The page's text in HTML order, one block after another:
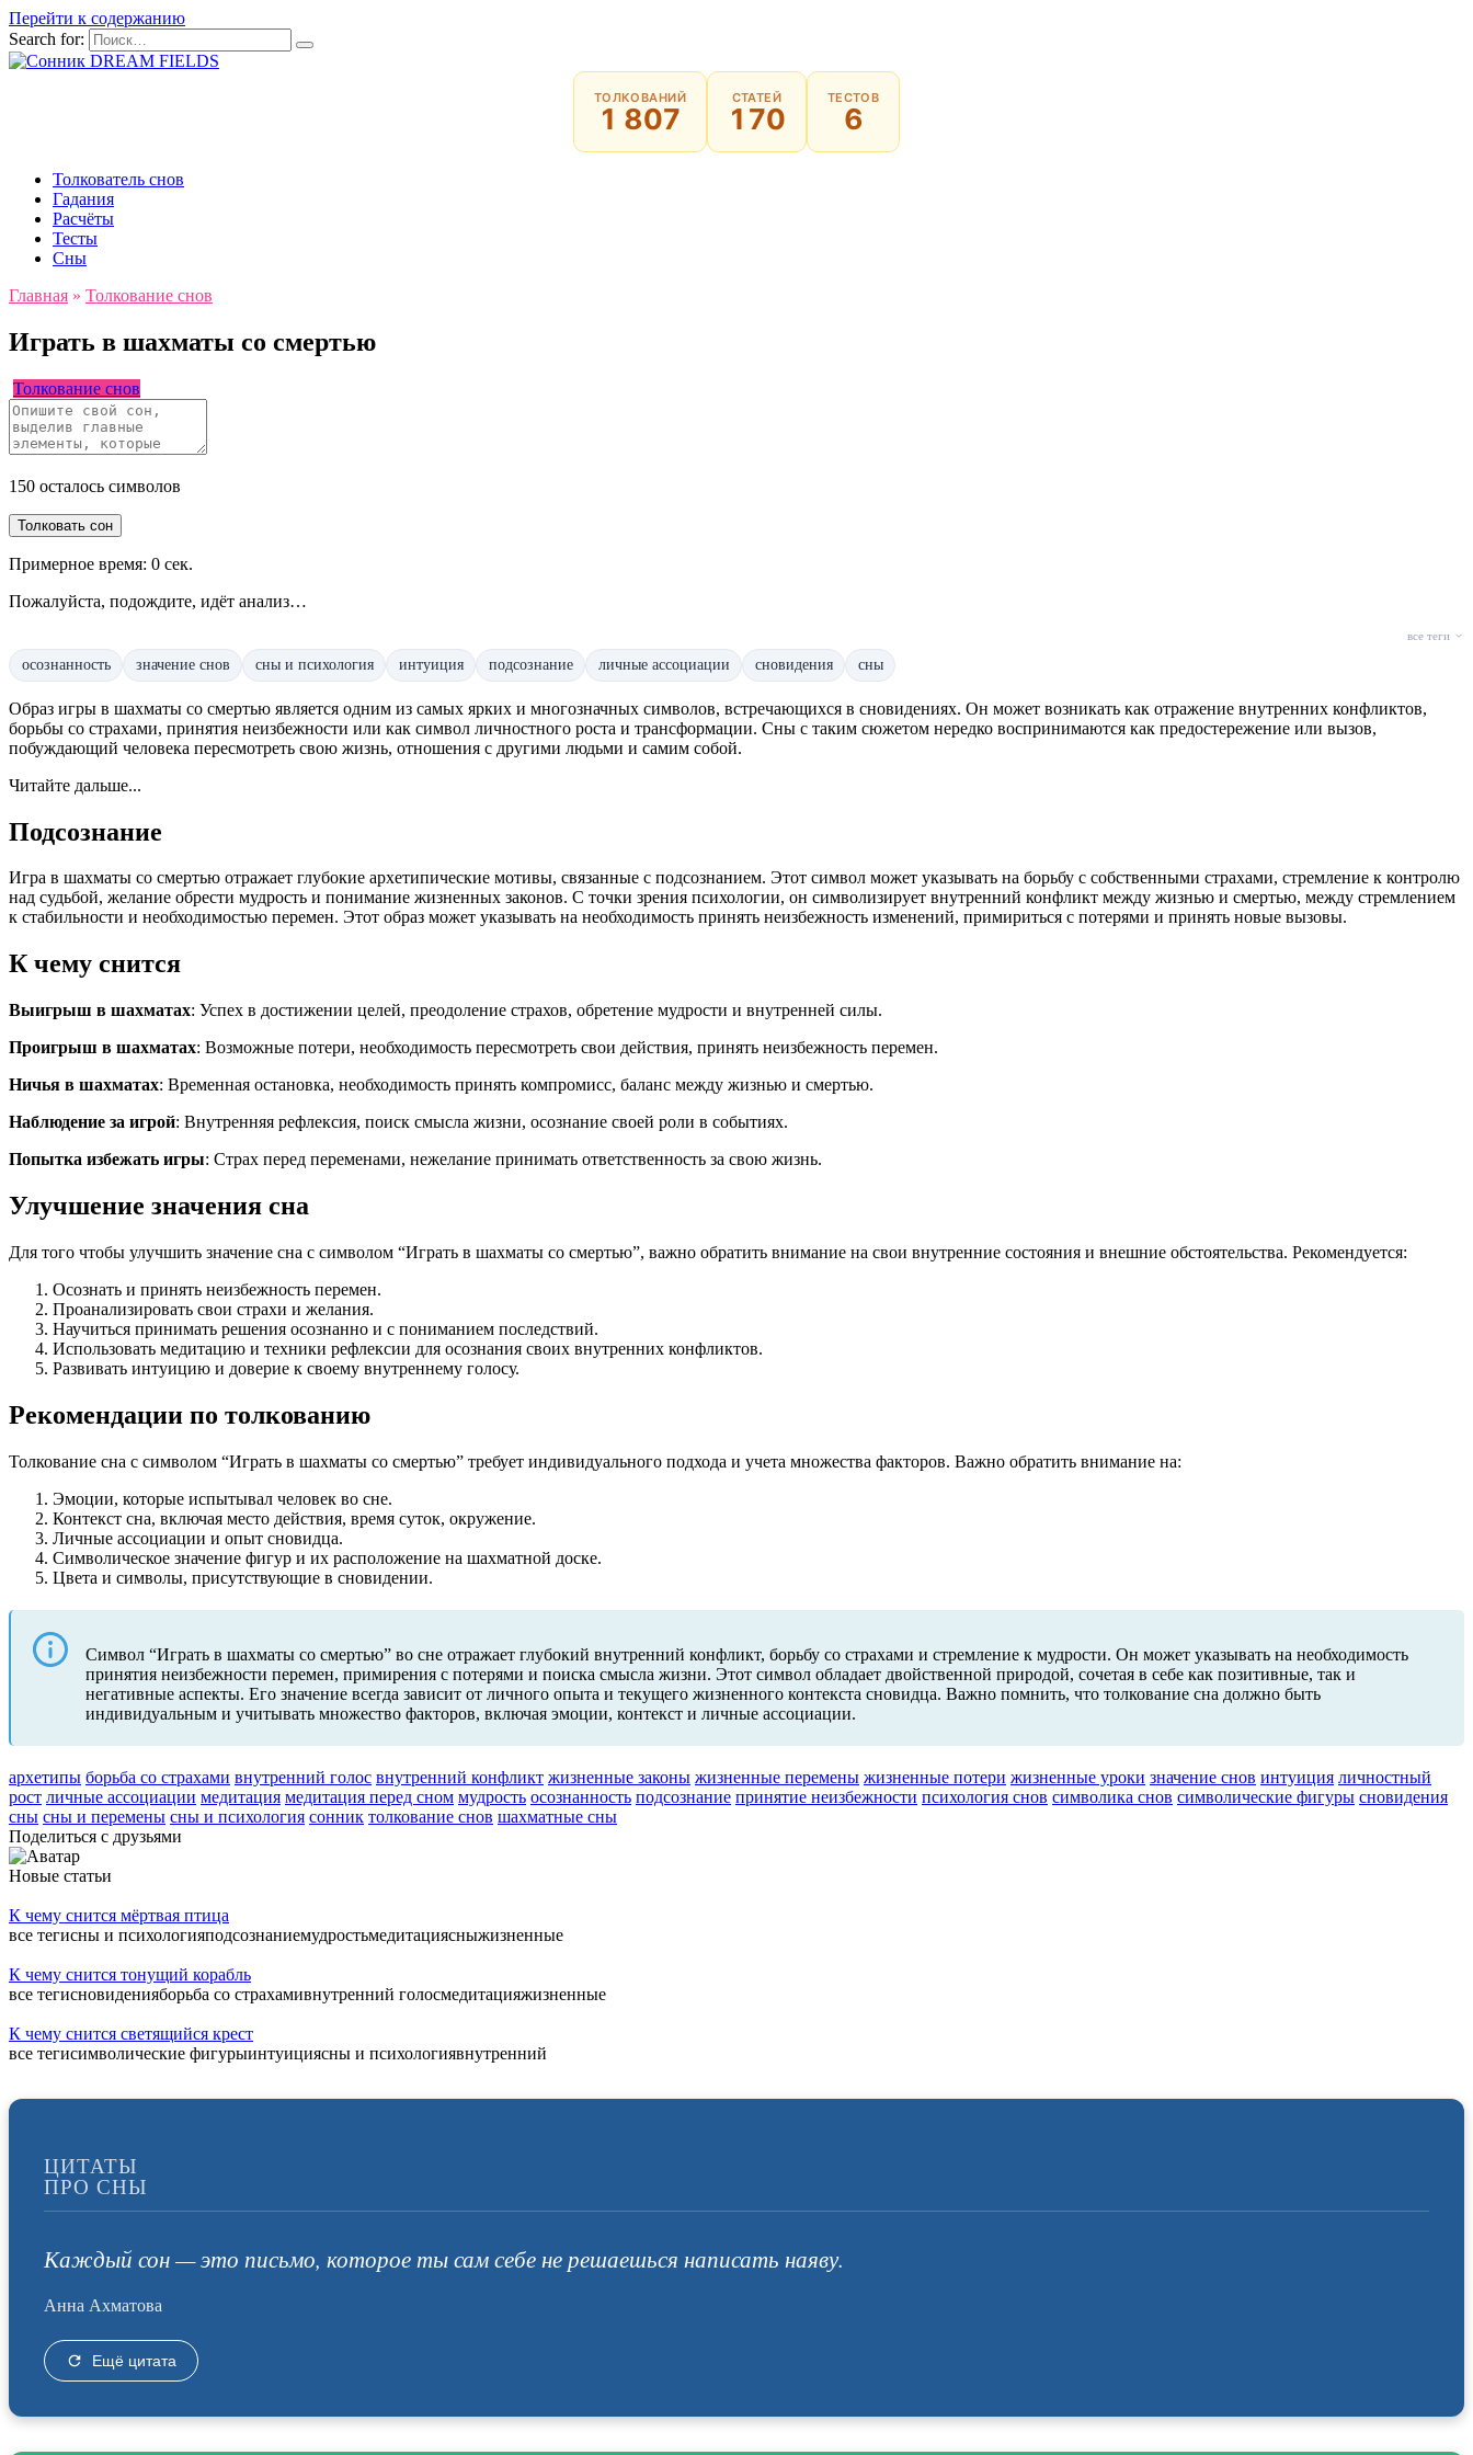
Перейти к содержанию
Search for:
ТОЛКОВАНИЙ
1 807
СТАТЕЙ
170
ТЕСТОВ
6
Толкователь снов
Гадания
Расчёты
Тесты
Сны
Главная » Толкование снов
Играть в шахматы со смертью
Толкование снов
150 осталось символов
Толковать сон
Примерное время: 0 сек.
Пожалуйста, подождите, идёт анализ…
все теги
осознанность значение снов сны и психология интуиция подсознание личные ассоциации сновидения сны
Образ игры в шахматы со смертью является одним из самых ярких и многозначных символов, встречающихся в сновидениях. Он может возникать как отражение внутренних конфликтов,
борьбы со страхами, принятия неизбежности или как символ личностного роста и трансформации. Сны с таким сюжетом нередко воспринимаются как предостережение или вызов,
побуждающий человека пересмотреть свою жизнь, отношения с другими людьми и самим собой.
Читайте дальше...
Подсознание
Игра в шахматы со смертью отражает глубокие архетипические мотивы, связанные с подсознанием. Этот символ может указывать на борьбу с собственными страхами, стремление к контролю
над судьбой, желание обрести мудрость и понимание жизненных законов. С точки зрения психологии, он символизирует внутренний конфликт между жизнью и смертью, между стремлением
к стабильности и необходимостью перемен. Этот образ может указывать на необходимость принять неизбежность изменений, примириться с потерями и принять новые вызовы.
К чему снится
Выигрыш в шахматах: Успех в достижении целей, преодоление страхов, обретение мудрости и внутренней силы.
Проигрыш в шахматах: Возможные потери, необходимость пересмотреть свои действия, принять неизбежность перемен.
Ничья в шахматах: Временная остановка, необходимость принять компромисс, баланс между жизнью и смертью.
Наблюдение за игрой: Внутренняя рефлексия, поиск смысла жизни, осознание своей роли в событиях.
Попытка избежать игры: Страх перед переменами, нежелание принимать ответственность за свою жизнь.
Улучшение значения сна
Для того чтобы улучшить значение сна с символом “Играть в шахматы со смертью”, важно обратить внимание на свои внутренние состояния и внешние обстоятельства. Рекомендуется:
Осознать и принять неизбежность перемен.
Проанализировать свои страхи и желания.
Научиться принимать решения осознанно и с пониманием последствий.
Использовать медитацию и техники рефлексии для осознания своих внутренних конфликтов.
Развивать интуицию и доверие к своему внутреннему голосу.
Рекомендации по толкованию
Толкование сна с символом “Играть в шахматы со смертью” требует индивидуального подхода и учета множества факторов. Важно обратить внимание на:
Эмоции, которые испытывал человек во сне.
Контекст сна, включая место действия, время суток, окружение.
Личные ассоциации и опыт сновидца.
Символическое значение фигур и их расположение на шахматной доске.
Цвета и символы, присутствующие в сновидении.
Символ “Играть в шахматы со смертью” во сне отражает глубокий внутренний конфликт, борьбу со страхами и стремление к мудрости. Он может указывать на необходимость
принятия неизбежности перемен, примирения с потерями и поиска смысла жизни. Этот символ обладает двойственной природой, сочетая в себе как позитивные, так и
негативные аспекты. Его значение всегда зависит от личного опыта и текущего жизненного контекста сновидца. Важно помнить, что толкование сна должно быть
индивидуальным и учитывать множество факторов, включая эмоции, контекст и личные ассоциации.
архетипы борьба со страхами внутренний голос внутренний конфликт жизненные законы жизненные перемены жизненные потери жизненные уроки значение снов интуиция личностный
рост личные ассоциации медитация медитация перед сном мудрость осознанность подсознание принятие неизбежности психология снов символика снов символические фигуры сновидения
сны сны и перемены сны и психология сонник толкование снов шахматные сны
Поделиться с друзьями
Новые статьи
К чему снится мёртвая птица
все тегисны и психологияподсознаниемудростьмедитациясныжизненные
К чему снится тонущий корабль
все тегисновиденияборьба со страхамивнутренний голосмедитацияжизненные
К чему снится светящийся крест
все тегисимволические фигурыинтуициясны и психологиявнутренний
ЦИТАТЫ
ПРО СНЫ
Каждый сон — это письмо, которое ты сам себе не решаешься написать наяву.
Анна Ахматова
Ещё цитата